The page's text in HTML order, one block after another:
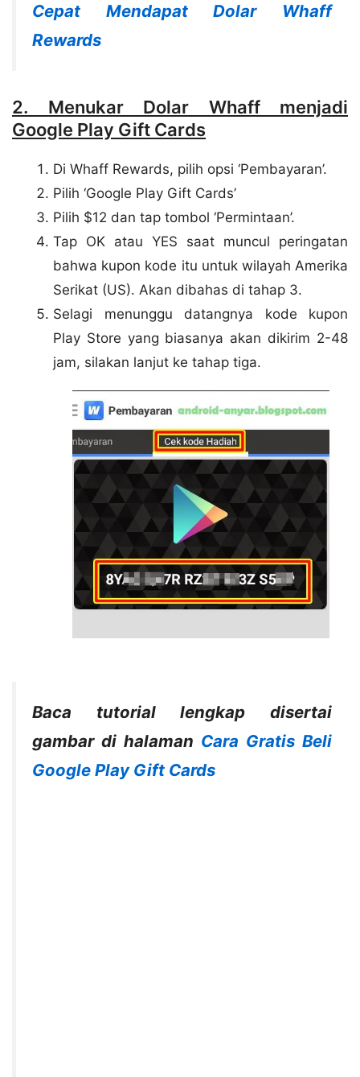
Cepat Mendapat Dolar Whaff
Rewards
2. Menukar Dolar Whaff menjadi
Google Play Gift Cards
Di Whaff Rewards, pilih opsi ‘Pembayaran’.
Pilih ‘Google Play Gift Cards’
Pilih $12 dan tap tombol ‘Permintaan’.
Tap OK atau YES saat muncul peringatan
bahwa kupon kode itu untuk wilayah Amerika
Serikat (US). Akan dibahas di tahap 3.
Selagi menunggu datangnya kode kupon
Play Store yang biasanya akan dikirim 2-48
jam, silakan lanjut ke tahap tiga.
Baca tutorial lengkap disertai
gambar di halaman Cara Gratis Beli
Google Play Gift Cards